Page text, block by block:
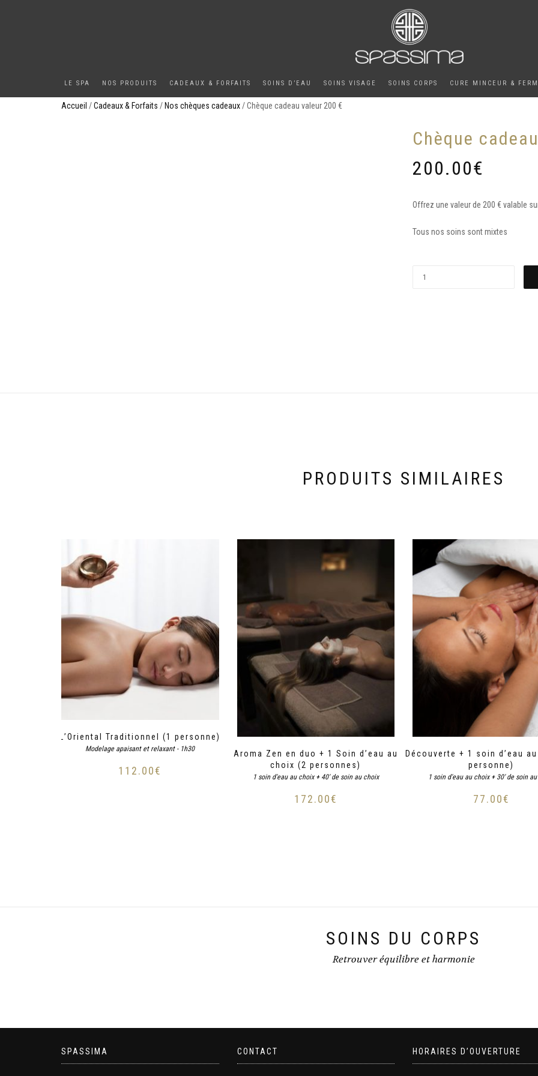
LE SPA NOS PRODUITS CADEAUX & FORFAITS SOINS D’EAU SOINS VISAGE SOINS CORPS CURE MINCEUR &
Accueil /Cadeaux & Forfaits / Nos chèques cadeaux/ Chèque cadeau valeur 200 €
Chèque
200.00€
Offrez une valeur de 200 € valable
Tous nos soins sont mixtes
PRODUITS SIMILAIRES
L’Oriental Traditionnel (1 personne)
Modelage apaisant et relaxant - 1h30
112.00€
Aroma Zen en duo + 1 Soin d’eau au
choix (2 personnes)
1 soin d'eau au choix + 40' de soin au choix
172.00€
Découverte + 1 soin d’eau
personne)
1 soin d'eau au choix + 30' de soin
77.00€
SOINS DU CORPS
Retrouver équilibre et harmonie
SPASSIMA CONTACT HORAIRES D’OUVERTURE